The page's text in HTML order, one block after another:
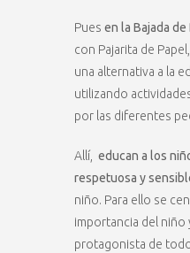
Pues en la Bajada
con Pajarita de
una alternativa a la
utilizando
por las diferentes
Allí, educan a los
respetuosa y
niño. Para ello se
importancia del niño
protagonista de